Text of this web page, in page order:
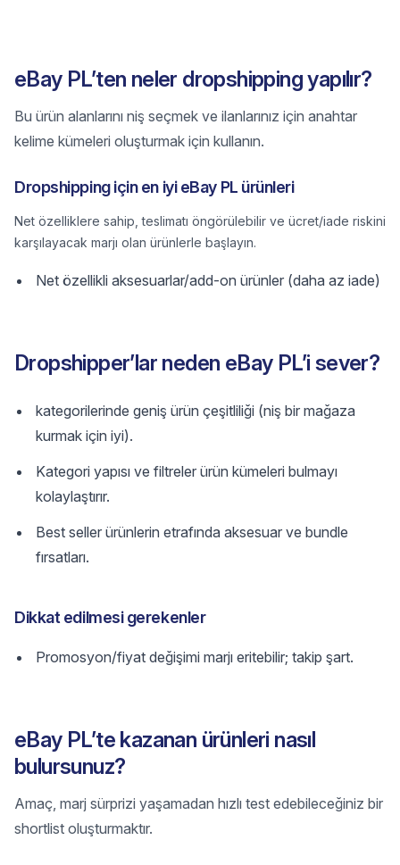
eBay PL’ten neler dropshipping yapılır?
Bu ürün alanlarını niş seçmek ve ilanlarınız için anahtar
kelime kümeleri oluşturmak için kullanın.
Dropshipping için en iyi eBay PL ürünleri
Net özelliklere sahip, teslimatı öngörülebilir ve ücret/iade riskini
karşılayacak marjı olan ürünlerle başlayın.
Net özellikli aksesuarlar/add-on ürünler (daha az iade)
Dropshipper’lar neden eBay PL’i sever?
kategorilerinde geniş ürün çeşitliliği (niş bir mağaza
kurmak için iyi).
Kategori yapısı ve filtreler ürün kümeleri bulmayı
kolaylaştırır.
Best seller ürünlerin etrafında aksesuar ve bundle
fırsatları.
Dikkat edilmesi gerekenler
Promosyon/fiyat değişimi marjı eritebilir; takip şart.
eBay PL’te kazanan ürünleri nasıl
bulursunuz?
Amaç, marj sürprizi yaşamadan hızlı test edebileceğiniz bir
shortlist oluşturmaktır.